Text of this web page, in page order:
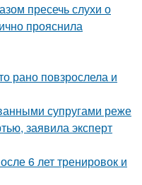
пресечь слухи о
прояснила
рано повзрослела и
супругами реже
заявила эксперт
6 лет тренировок и